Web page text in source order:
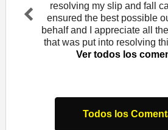
I
resolving my slip and fall
ensured the best possible
behalf and I appreciate all
that was put into resolving
Ver todos los
Todos los